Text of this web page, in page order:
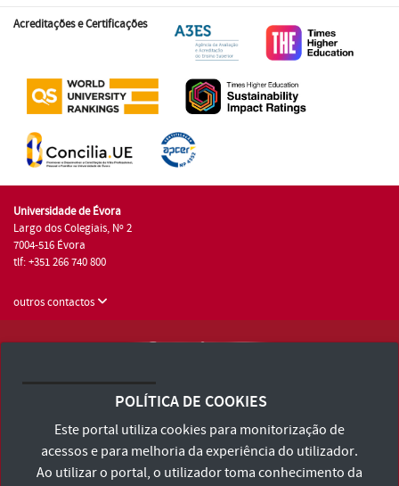
Acreditações e Certificações
Universidade de Évora
Largo dos Colegiais, Nº 2
7004-516 Évora
tlf: +351 266 740 800
outros contactos
Consulte os Termos e Condições e Política de Privacidade
Declaração de Acessibilidade
POLÍTICA DE COOKIES
Este portal utiliza cookies para monitorização de
acessos e para melhoria da experiência do utilizador.
Ao utilizar o portal, o utilizador toma conhecimento da